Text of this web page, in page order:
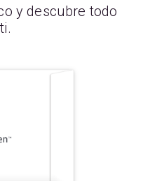
y descubre todo